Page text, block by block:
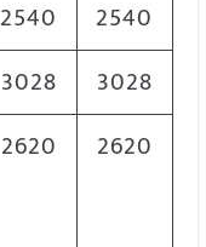
2540
2540
3028
3028
2620 2620